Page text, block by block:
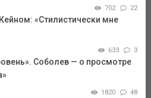
702 22
«Стилистически мне
633 3
Соболев — о просмотре
1820 48